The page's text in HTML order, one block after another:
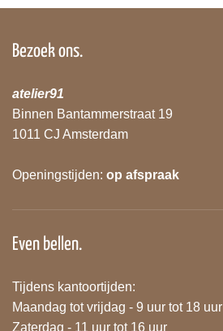
Bezoek ons.
atelier91
Binnen Bantammerstraat 19
1011 CJ Amsterdam
Openingstijden: op afspraak
Even bellen.
Tijdens kantoortijden:
Maandag tot vrijdag - 9 uur tot 18 uur
Zaterdag - 11 uur tot 16 uur